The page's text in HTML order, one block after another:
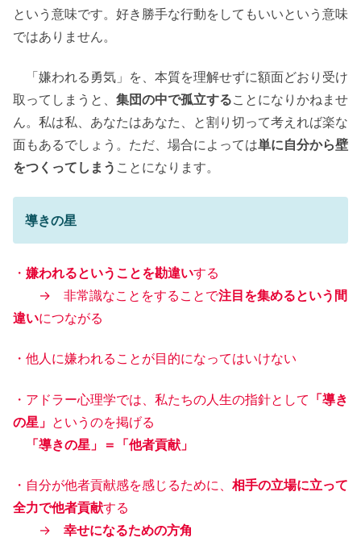
という意味です。好き勝手な行動をしてもいいという意味
ではありません。
「嫌われる勇気」を、本質を理解せずに額面どおり受け
取ってしまうと、 集団の中で孤立することになりかねませ
ん。私は私、あなたはあなた、と割り切って考えれば楽な
面もあるでしょう。ただ、場合によっては単に自分から壁
をつくってしまう ことになります。
導きの星
・ 嫌われるということを勘違いする
→ 非常識なことをすることで注目を集めるという間
違いにつながる
・他人に嫌われることが目的になってはいけない
・アドラー心理学では、私たちの人生の指針として 「導き
の星」 というのを掲げる
「導きの星」＝「他者貢献」
・自分が他者貢献感を感じるために、 相手の立場に立って
全力で他者貢献する
→ 幸せになるための方角